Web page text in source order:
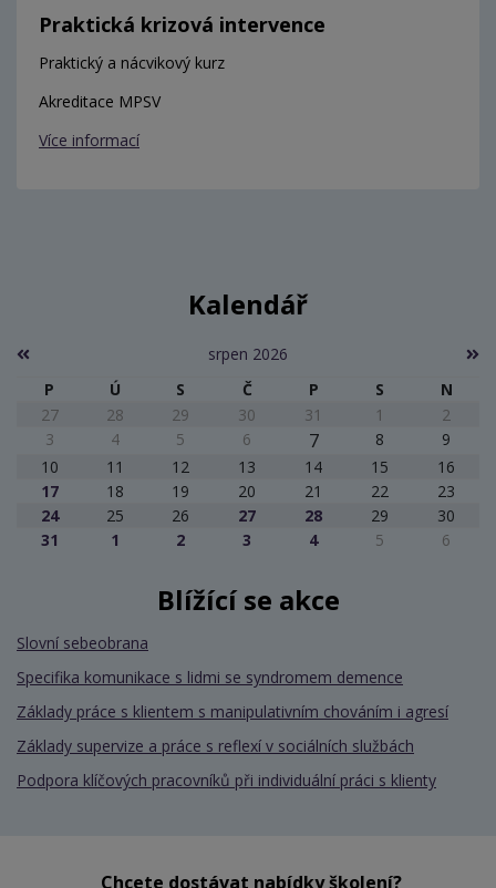
Praktická krizová intervence
Praktický a nácvikový kurz
Akreditace MPSV
Více informací
Kalendář
srpen 2026
P
Ú S Č P S
N
27
28 29 30 31 1
2
3
4 5 6 7 8
9
10
11 12 13 14 15
16
17
18 19 20 21 22
23
24
25 26 27 28 29
30
31
1 2 3 4 5 6
Blížící se akce
Slovní sebeobrana
Specifika komunikace s lidmi se syndromem demence
Základy práce s klientem s manipulativním chováním i agresí
Základy supervize a práce s reflexí v sociálních službách
Podpora klíčových pracovníků při individuální práci s klienty
Chcete dostávat nabídky školení?